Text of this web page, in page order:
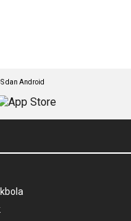
dan Android